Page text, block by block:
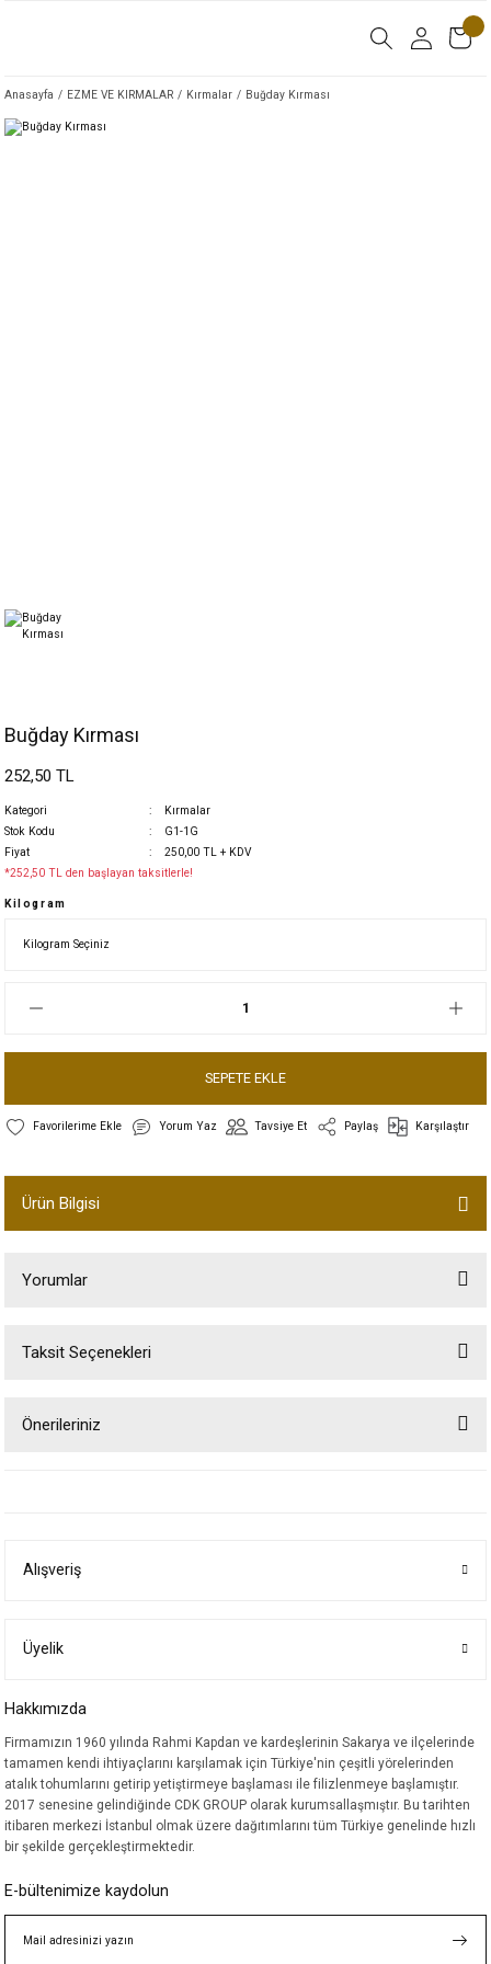
Anasayfa EZME VE KIRMALAR Kırmalar Buğday Kırması
Buğday Kırması
252,50 TL
Kategori
Kırmalar
Stok Kodu
G1-1G
Fiyat
250,00 TL + KDV
*252,50 TL den başlayan taksitlerle!
Kilogram
SEPETE EKLE
Yorum Yaz Tavsiye Et Paylaş Karşılaştır
Ürün Bilgisi
Yorumlar
Taksit Seçenekleri
Önerileriniz
Ürün bilgilerinde hatalar bulunuyor.
Bu ürüne benzer farklı alternatifler olmalı.
Alışveriş
Üyelik
Hakkımızda
Firmamızın 1960 yılında Rahmi Kapdan ve kardeşlerinin Sakarya ve ilçelerinde
tamamen kendi ihtiyaçlarını karşılamak için Türkiye'nin çeşitli yörelerinden
atalık tohumlarını getirip yetiştirmeye başlaması ile filizlenmeye başlamıştır.
2017 senesine gelindiğinde CDK GROUP olarak kurumsallaşmıştır. Bu tarihten
itibaren merkezi İstanbul olmak üzere dağıtımlarını tüm Türkiye genelinde hızlı
bir şekilde gerçekleştirmektedir.
E-bültenimize kaydolun